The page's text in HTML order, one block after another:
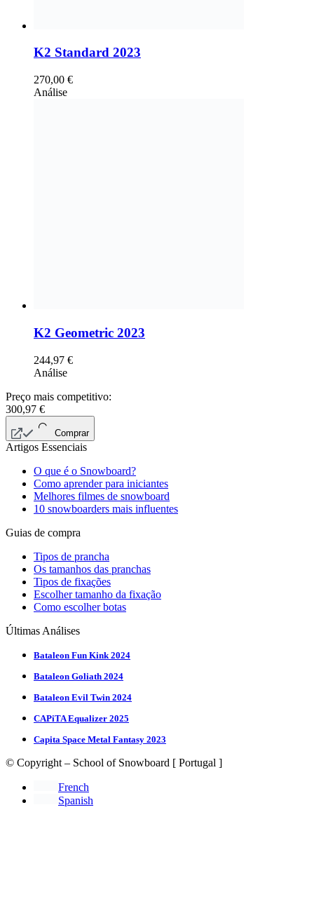
K2 Standard 2023
270,00 €
Análise
K2 Geometric 2023
244,97 €
Análise
Preço mais competitivo:
300,97 €
Comprar
Artigos Essenciais
O que é o Snowboard?
Como aprender para iniciantes
Melhores filmes de snowboard
10 snowboarders mais influentes
Guias de compra
Tipos de prancha
Os tamanhos das pranchas
Tipos de fixações
Escolher tamanho da fixação
Como escolher botas
Últimas Análises
Bataleon Fun Kink 2024
Bataleon Goliath 2024
Bataleon Evil Twin 2024
CAPiTA Equalizer 2025
Capita Space Metal Fantasy 2023
© Copyright – School of Snowboard [ Portugal ]
French
Spanish